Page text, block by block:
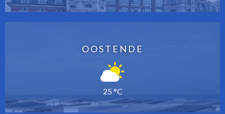
OOSTENDE
25 °C